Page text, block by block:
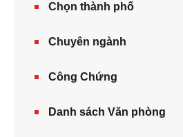
Chọn thành phố
Chuyên ngành
Công Chứng
Danh sách Văn phòng